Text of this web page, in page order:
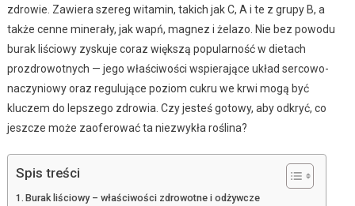
zdrowie. Zawiera szereg witamin, takich jak C, A i te z grupy B, a
także cenne minerały, jak wapń, magnez i żelazo. Nie bez powodu
burak liściowy zyskuje coraz większą popularność w dietach
prozdrowotnych — jego właściwości wspierające układ sercowo-
naczyniowy oraz regulujące poziom cukru we krwi mogą być
kluczem do lepszego zdrowia. Czy jesteś gotowy, aby odkryć, co
jeszcze może zaoferować ta niezwykła roślina?
Spis treści
Burak liściowy – właściwości zdrowotne i odżywcze